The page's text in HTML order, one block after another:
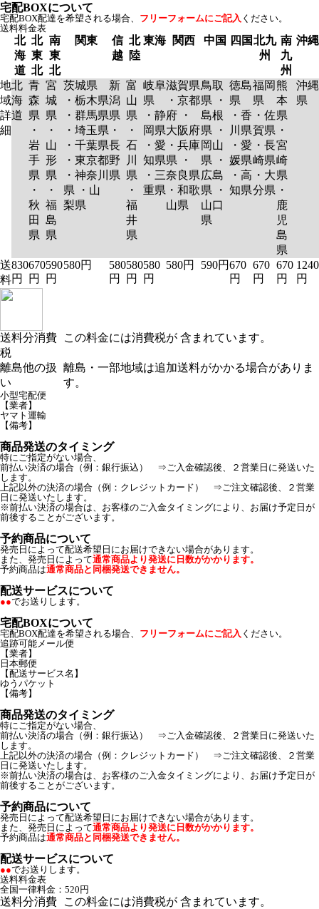
宅配BOXについて
宅配BOX配達を希望される場合、 フリーフォームにご記入 ください。
送料料金表
北
海
道
北
東
北
南
東
北
関東
信
越
北
陸
東海 関西 中国 四国北九
州
南
九
州
沖縄
地
域
詳
細
北
海
道
青
森
県
・
岩
手
県
・
秋
田
県
宮
城
県
・
山
形
県
・
福
島
県
茨城県
・栃木県
・群馬県
・埼玉県
・千葉県
・東京都
・神奈川
県 ・山
梨県
新
潟
県
・
長
野
県
富
山
県
・
石
川
県
・
福
井
県
岐阜
県
・静
岡県
・愛
知県
・三
重県
滋賀県
・京都
府 ・
大阪府
・兵庫
県 ・
奈良県
・和歌
山県
鳥取
県 ・
島根
県 ・
岡山
県 ・
広島
県 ・
山口
県
徳島
県
・香
川県
・愛
媛県
・高
知県
福岡
県
・佐
賀県
・長
崎県
・大
分県
熊
本
県
・
宮
崎
県
・
鹿
児
島
県
沖縄
県
送
料
830
円
670
円
590
円
580円
580
円
580
円
580
円
580円 590円670
円
670
円
670
円
1240
円
送料分消費
税
この料金には消費税が 含まれています。
離島他の扱
い
離島・一部地域は追加送料がかかる場合がありま
す。
小型宅配便
【業者】
ヤマト運輸
【備考】
商品発送のタイミング
特にご指定がない場合、
前払い決済の場合（例：銀行振込） ⇒ご入金確認後、２営業日に発送いた
します。
上記以外の決済の場合（例：クレジットカード） ⇒ご注文確認後、２営業
日に発送いたします。
※前払い決済の場合は、お客様のご入金タイミングにより、お届け予定日が
前後することがございます。
予約商品について
発売日によって配送希望日にお届けできない場合があります。
また、発売日によって通常商品より発送に日数がかかります。
予約商品は通常商品と同梱発送できません。
配送サービスについて
●●でお送りします。
宅配BOXについて
宅配BOX配達を希望される場合、 フリーフォームにご記入 ください。
追跡可能メール便
【業者】
日本郵便
【配送サービス名】
ゆうパケット
【備考】
商品発送のタイミング
特にご指定がない場合、
前払い決済の場合（例：銀行振込） ⇒ご入金確認後、２営業日に発送いた
します。
上記以外の決済の場合（例：クレジットカード） ⇒ご注文確認後、２営業
日に発送いたします。
※前払い決済の場合は、お客様のご入金タイミングにより、お届け予定日が
前後することがございます。
予約商品について
発売日によって配送希望日にお届けできない場合があります。
また、発売日によって通常商品より発送に日数がかかります。
予約商品は通常商品と同梱発送できません。
配送サービスについて
●●でお送りします。
送料料金表
全国一律料金：520円
送料分消費
この料金には消費税が 含まれています。